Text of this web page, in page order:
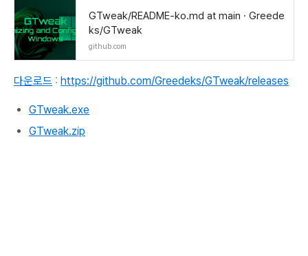
GTweak/README-ko.md at main · Greede
ks/GTweak
github.com
다운로드 : https://github.com/Greedeks/GTweak/releases
GTweak.exe
GTweak.zip